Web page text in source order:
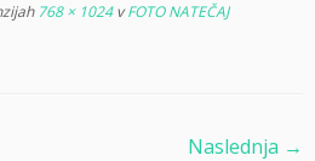
768 × 1024vFOTO NATEČAJ
Naslednja →